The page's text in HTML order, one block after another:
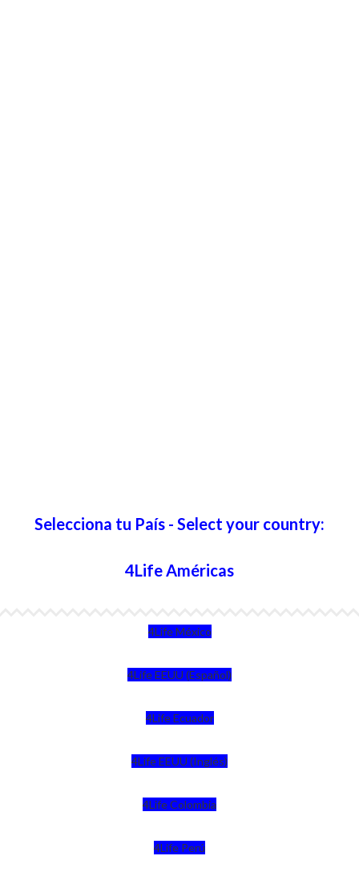
Selecciona tu País - Select your country:
4Life Américas
4Life México
4Life EEUU (Español)
4Life Ecuador
4Life EEUU (Inglés)
4Life Colombia
4Life Perú